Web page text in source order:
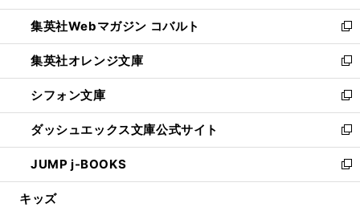
開
く
ウ
で
開
く
ン
ド
ウ
で
開
く
ウ
ィ
ン
ド
ウ
で
開
く
集英社Webマガジン コバルト
新
し
い
ウ
ィ
ン
ド
ウ
で
開
集英社オレンジ文庫
新
し
い
ウ
ィ
ン
ド
ウ
シフォン文庫
新
し
い
ウ
ィ
ン
ダッシュエックス文庫公式サイト
新
し
い
ウ
JUMP j-BOOKS
新
し
キッズ